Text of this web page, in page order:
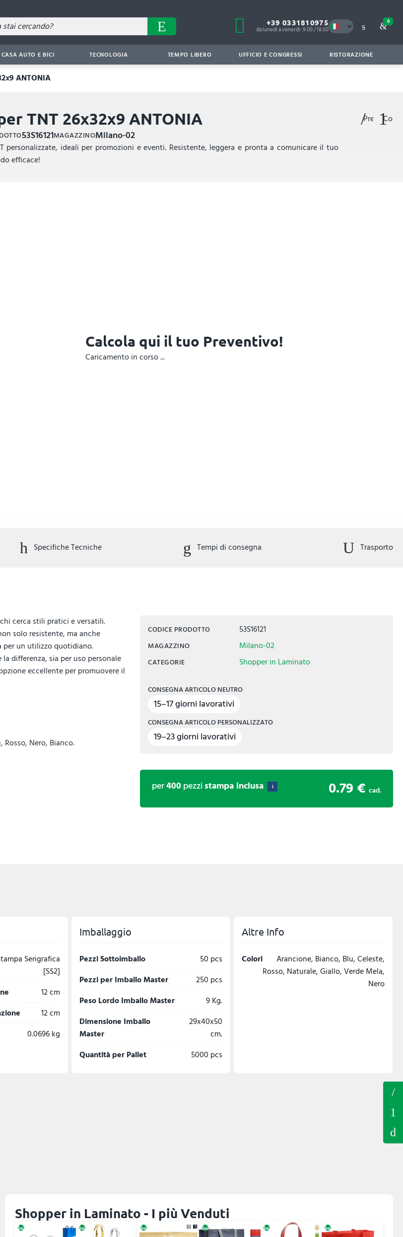
+39 0331810975
da lunedì a venerdì: 9.00 / 18.00
0
CASA AUTO E BICI TECNOLOGIA TEMPO LIBERO UFFICIO E CONGRESSI RISTORAZIONE
ANTONIA
TNT 26x32x9 ANTONIA
53S16121MAGAZZINOMilano-02
personalizzate, ideali per promozioni e eventi. Resistente, leggera e pronta a comunicare il tuo
efficace!
Preferiti
Calcola qui il tuo Preventivo!
Caricamento in corso ...
Specifiche Tecniche Tempi di consegna Trasporto
cerca stili pratici e versatili.
solo resistente, ma anche
per un utilizzo quotidiano.
differenza, sia per uso personale
eccellente per promuovere il
Nero, Bianco.
CODICE PRODOTTO 53S16121
MAGAZZINO Milano-02
CATEGORIE Shopper in Laminato
CONSEGNA ARTICOLO NEUTRO
15–17 giorni lavorativi
CONSEGNA ARTICOLO PERSONALIZZATO
19–23 giorni lavorativi
per400pezzistampa inclusa i 0.79 € cad.
Serigrafica
[SS2]
12 cm
12 cm
0.0696 kg
Imballaggio
Pezzi Sottoimballo
50 pcs
Pezzi per Imballo Master
250 pcs
Peso Lordo Imballo Master
9 Kg.
Dimensione Imballo
Master
29x40x50
cm.
Quantità per Pallet
5000 pcs
Altre Info
Colori
Arancione, Bianco, Blu, Celeste,
Rosso, Naturale, Giallo, Verde Mela,
Nero
Shopper in Laminato - I più Venduti